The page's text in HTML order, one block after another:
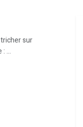
sur
...